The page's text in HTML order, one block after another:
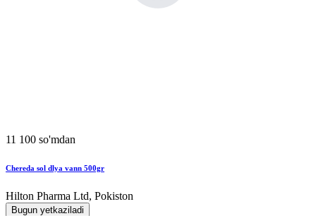
11 100 so'mdan
Chereda sol dlya vann 500gr
Hilton Pharma Ltd, Pokiston
Bugun yetkaziladi